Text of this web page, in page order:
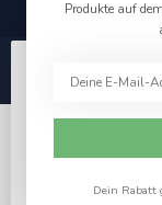
Verwendung
Produkte auf
Dein Rabatt